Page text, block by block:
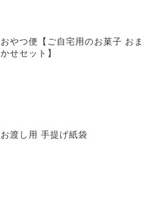
おやつ便【ご自宅用のお菓子 おま
かせセット】
お渡し用 手提げ紙袋